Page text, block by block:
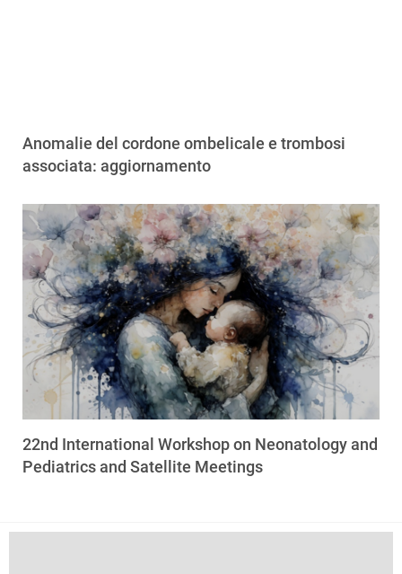
Anomalie del cordone ombelicale e trombosi
associata: aggiornamento
22nd International Workshop on Neonatology and
Pediatrics and Satellite Meetings